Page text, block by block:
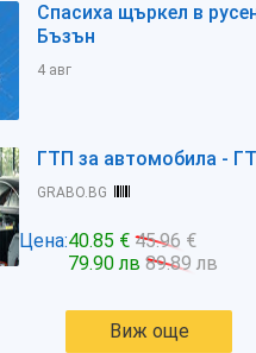
Спасиха щъркел в
Бъзън
4 авг
ГТП за автомобила -
GRABO.BG
Цена:40.85 € 45.96 €
79.90 лв 89.89 лв
Виж още